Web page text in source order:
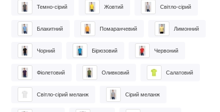
Темно-сірий Жовтий Світло-сірий
Блакитний Помаранчевий Лимонний
Чорний Бірюзовий Червоний
Фіолетовий Оливковий Салатовий
Світло-сірий меланж Сірий меланж